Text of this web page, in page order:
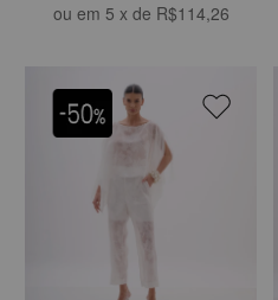
ou em 5 x de R$114,26